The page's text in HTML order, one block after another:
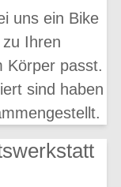
uns ein Bike
Ihren
Körper passt.
sind haben